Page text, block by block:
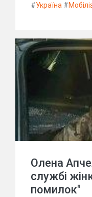
#Україна #
Олена
службі
помилок"